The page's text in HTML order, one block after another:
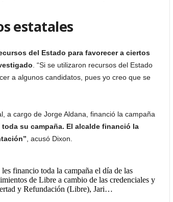
estatales
del Estado para favorecer a ciertos
. “Si se utilizaron recursos del Estado
a algunos candidatos, pues yo creo que se
a cargo de Jorge Aldana, financió la campaña
su campaña. El alcalde financió la
, acusó Dixon.
financio toda la campaña el día de las
de Libre a cambio de las credenciales y
y Refundación (Libre), Jari…